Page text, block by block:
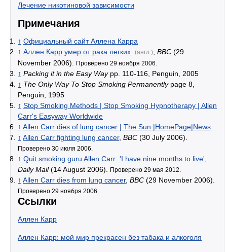
Лечение никотиновой зависимости
Примечания
↑ Официальный сайт Аллена Карра
↑ Аллен Карр умер от рака легких (англ.) BBC (29
November 2006).
Проверено 29 ноября 2006.
↑ Packing it in the Easy Waypp. 110-116, Penguin, 2005
↑ The Only Way To Stop Smoking Permanentlypage 8,
Penguin, 1995
↑ Stop Smoking Methods | Stop Smoking Hypnotherapy | Allen
Carr's Easyway Worldwide
↑ Allen Carr dies of lung cancer | The Sun |HomePage|News
↑ Allen Carr fighting lung cancer, BBC (30 July 2006).
Проверено 30 июля 2006.
↑ Quit smoking guru Allen Carr: 'I have nine months to live'
Daily Mail(14 August 2006). Проверено 29 мая 2012.
↑ Allen Carr dies from lung cancer, BBC (29 November 2006).
Проверено 29 ноября 2006.
Ссылки
Аллен Карр
Аллен Карр: мой мир прекрасен без табака и алкоголя